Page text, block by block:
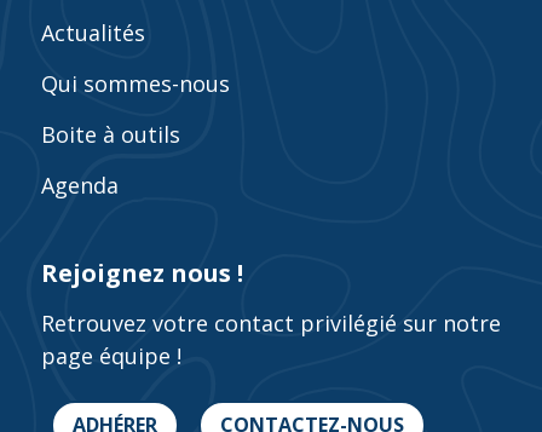
Actualités
Qui sommes-nous
Boite à outils
Agenda
Rejoignez nous !
Retrouvez votre contact privilégié sur notre
page équipe !
ADHÉRER CONTACTEZ-NOUS